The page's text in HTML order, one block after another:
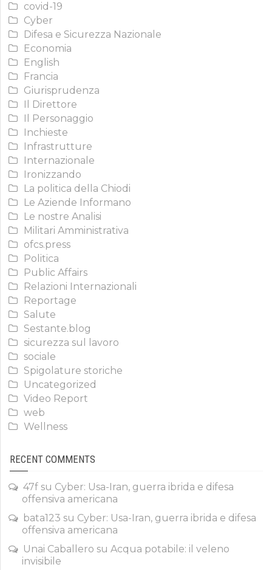
covid-19
Cyber
Difesa e Sicurezza Nazionale
Economia
English
Francia
Giurisprudenza
Il Direttore
Il Personaggio
Inchieste
Infrastrutture
Internazionale
Ironizzando
La politica della Chiodi
Le Aziende Informano
Le nostre Analisi
Militari Amministrativa
ofcs.press
Politica
Public Affairs
Relazioni Internazionali
Reportage
Salute
Sestante.blog
sicurezza sul lavoro
sociale
Spigolature storiche
Uncategorized
Video Report
web
Wellness
RECENT COMMENTS
47f su Cyber: Usa-Iran, guerra ibrida e difesa
offensiva americana
bata123 su Cyber: Usa-Iran, guerra ibrida e difesa
offensiva americana
Unai Caballero su Acqua potabile: il veleno
invisibile